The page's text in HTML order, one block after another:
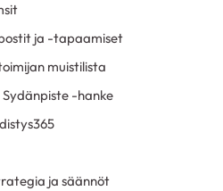
ja -tapaamiset
muistilista
-hanke
ja säännöt